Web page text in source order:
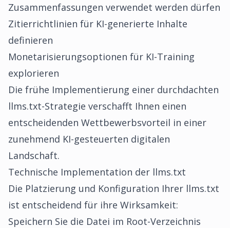
Zusammenfassungen verwendet werden dürfen
Zitierrichtlinien für KI-generierte Inhalte
definieren
Monetarisierungsoptionen für KI-Training
explorieren
Die frühe Implementierung einer durchdachten
llms.txt-Strategie verschafft Ihnen einen
entscheidenden Wettbewerbsvorteil in einer
zunehmend KI-gesteuerten digitalen
Landschaft.
Technische Implementation der llms.txt
Die Platzierung und Konfiguration Ihrer llms.txt
ist entscheidend für ihre Wirksamkeit:
Speichern Sie die Datei im Root-Verzeichnis